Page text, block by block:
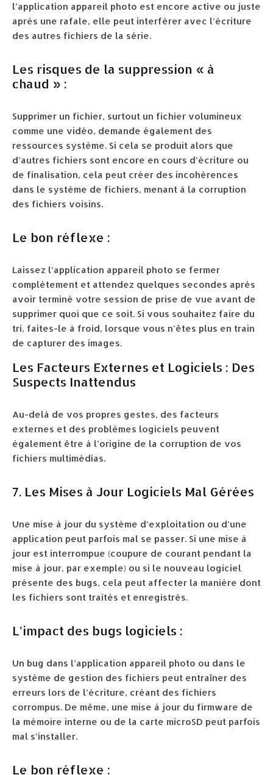
l’application appareil photo est encore active ou juste
après une rafale, elle peut interférer avec l’écriture
des autres fichiers de la série.
Les risques de la suppression « à
chaud » :
Supprimer un fichier, surtout un fichier volumineux
comme une vidéo, demande également des
ressources système. Si cela se produit alors que
d’autres fichiers sont encore en cours d’écriture ou
de finalisation, cela peut créer des incohérences
dans le système de fichiers, menant à la corruption
des fichiers voisins.
Le bon réflexe :
Laissez l’application appareil photo se fermer
complètement et attendez quelques secondes après
avoir terminé votre session de prise de vue avant de
supprimer quoi que ce soit. Si vous souhaitez faire du
tri, faites-le à froid, lorsque vous n’êtes plus en train
de capturer des images.
Les Facteurs Externes et Logiciels : Des
Suspects Inattendus
Au-delà de vos propres gestes, des facteurs
externes et des problèmes logiciels peuvent
également être à l’origine de la corruption de vos
fichiers multimédias.
7. Les Mises à Jour Logiciels Mal Gérées
Une mise à jour du système d’exploitation ou d’une
application peut parfois mal se passer. Si une mise à
jour est interrompue (coupure de courant pendant la
mise à jour, par exemple) ou si le nouveau logiciel
présente des bugs, cela peut affecter la manière dont
les fichiers sont traités et enregistrés.
L’impact des bugs logiciels :
Un bug dans l’application appareil photo ou dans le
système de gestion des fichiers peut entraîner des
erreurs lors de l’écriture, créant des fichiers
corrompus. De même, une mise à jour du firmware de
la mémoire interne ou de la carte microSD peut parfois
mal s’installer.
Le bon réflexe :